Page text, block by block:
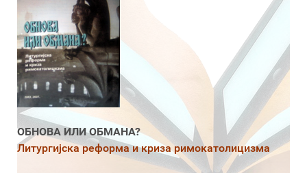
ОБНОВА ИЛИ ОБМАНА?
Литургијска реформа и криза римокатолицизма